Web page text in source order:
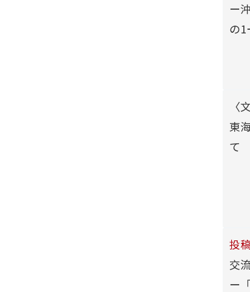
ー
の
〈
東
て
投
交
ー